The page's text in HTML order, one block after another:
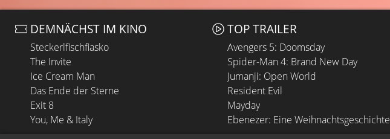
DEMNÄCHST IM KINO
Steckerlfischfiasko
The Invite
Ice Cream Man
Das Ende der Sterne
Exit 8
You, Me & Italy
TOP TRAILER
Avengers 5: Doomsday
Spider-Man 4: Brand New Day
Jumanji: Open World
Resident Evil
Mayday
Ebenezer: Eine Weihnachtsgeschichte